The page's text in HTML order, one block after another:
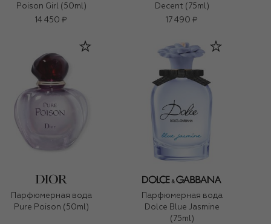
Poison Girl (50ml)
14 450 ₽
Decent (75ml)
17 490 ₽
Парфюмерная вода
Pure Poison (50ml)
Парфюмерная вода
Dolce Blue Jasmine
(75ml)